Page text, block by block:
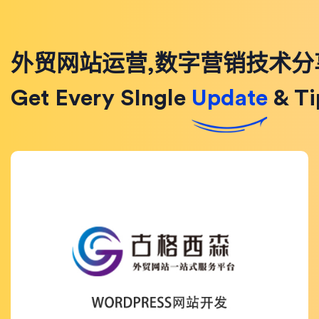
外贸网站运营,数字营销技术分
Get Every SIngle Update &